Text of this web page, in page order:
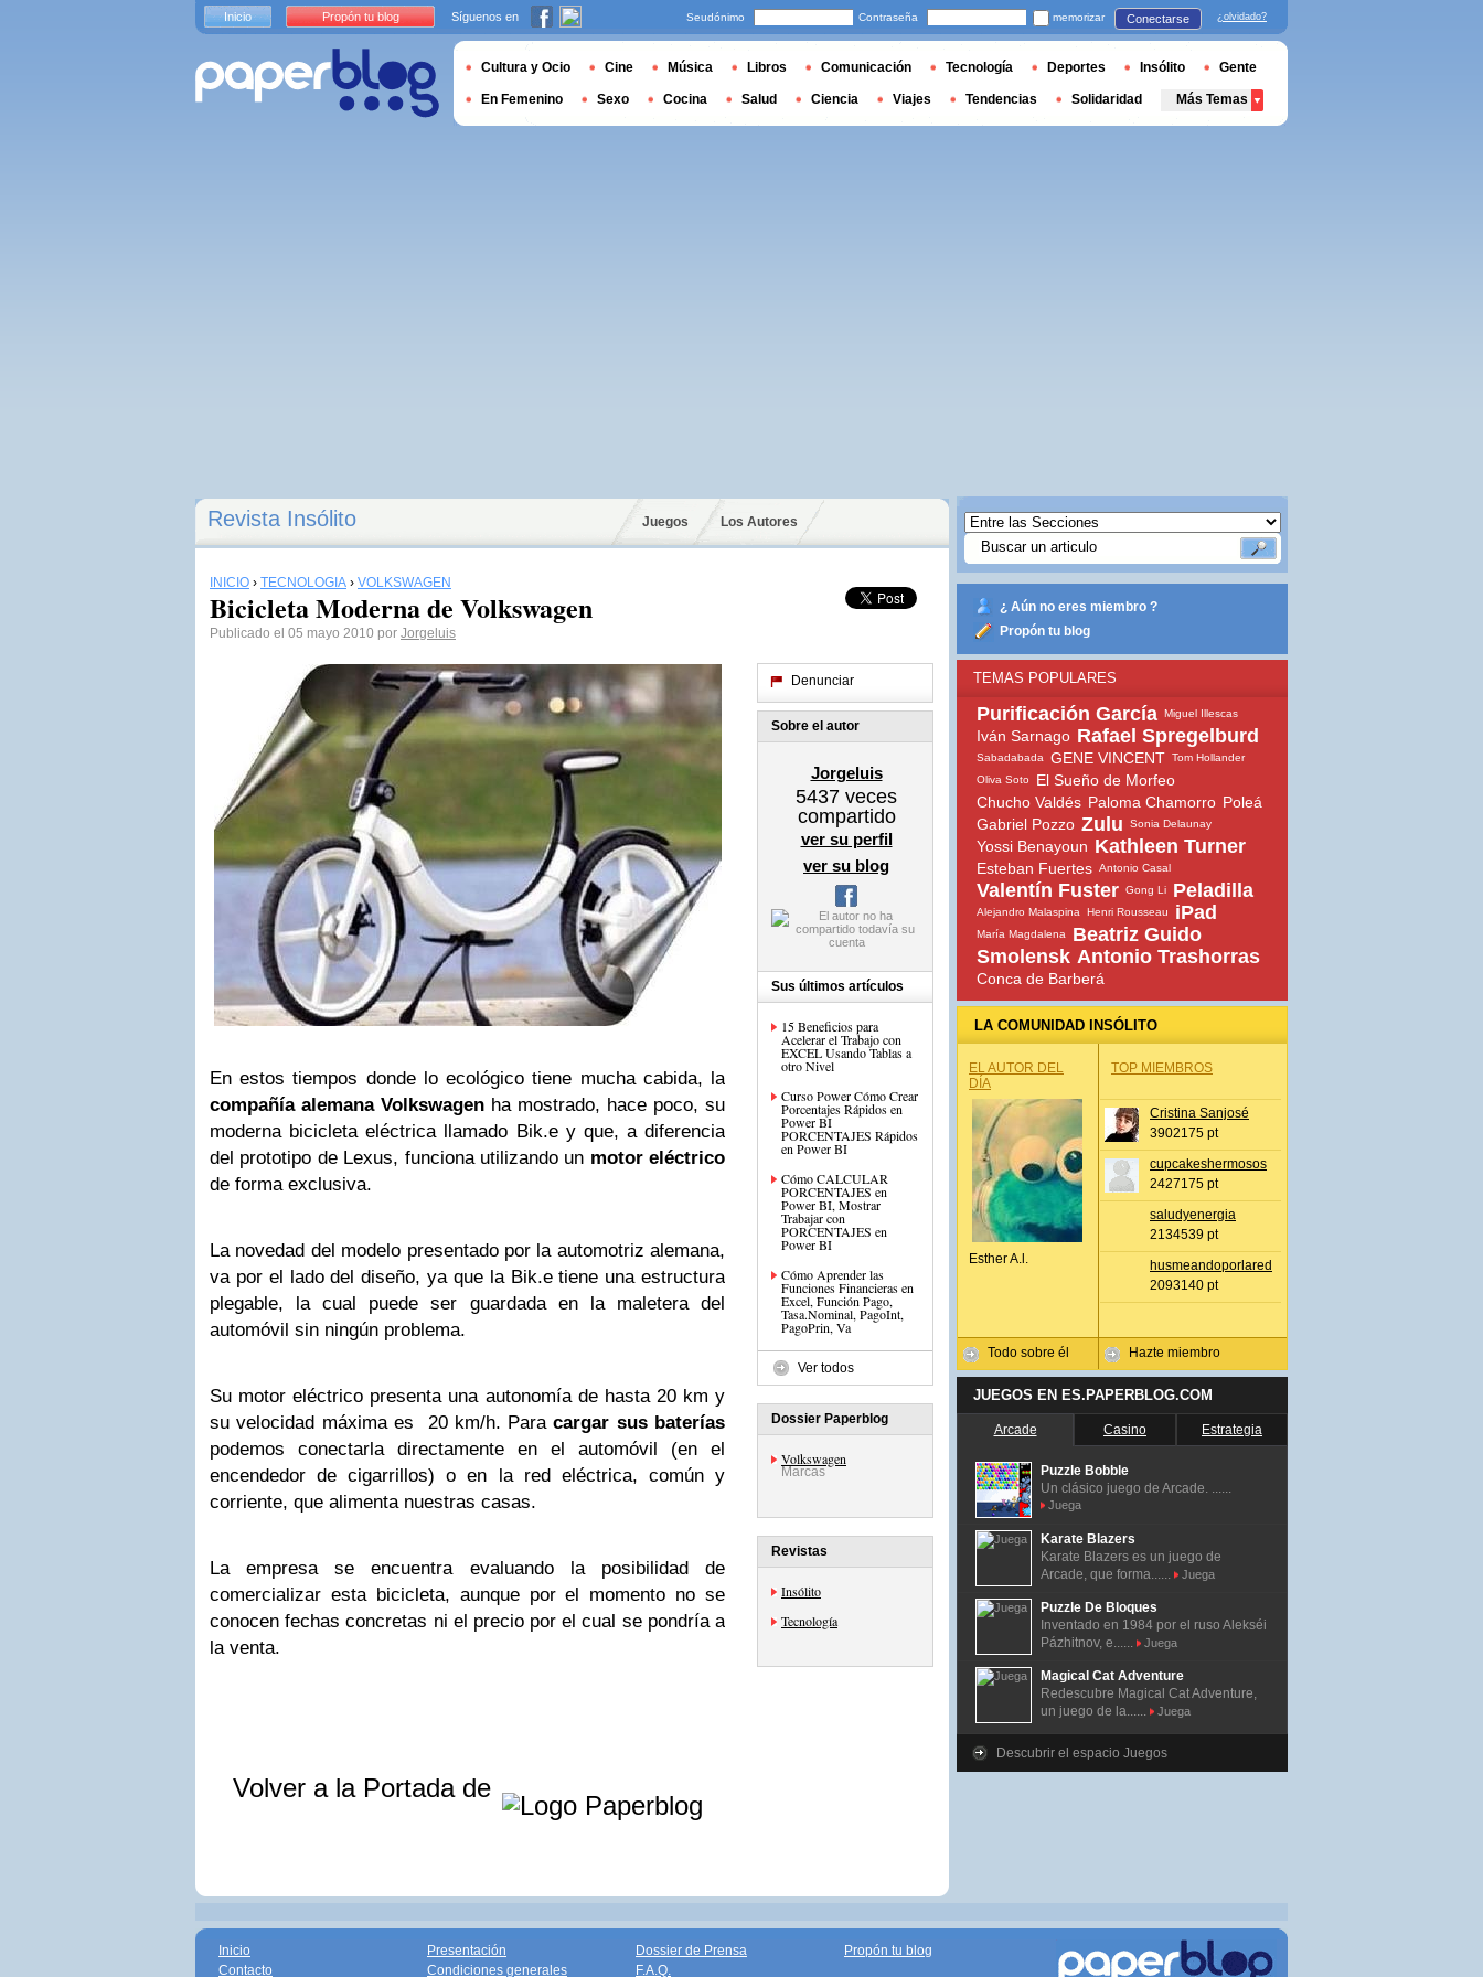
Revista Insólito Juegos Los Autores
INICIO › TECNOLOGÍA › VOLKSWAGEN
Bicicleta Moderna de Volkswagen
Publicado el 05 mayo 2010 por Jorgeluis
En estos tiempos donde lo ecológico tiene mucha cabida, la
compañía alemana Volkswagen ha mostrado, hace poco, su
moderna bicicleta eléctrica llamado Bik.e y que, a diferencia
del prototipo de Lexus, funciona utilizando un motor eléctrico
de forma exclusiva.
La novedad del modelo presentado por la automotriz alemana,
va por el lado del diseño, ya que la Bik.e tiene una estructura
plegable, la cual puede ser guardada en la maletera del
automóvil sin ningún problema.
Su motor eléctrico presenta una autonomía de hasta 20 km y
su velocidad máxima es 20 km/h. Paracargar sus baterías
podemos conectarla directamente en el automóvil (en el
encendedor de cigarrillos) o en la red eléctrica, común y
corriente, que alimenta nuestras casas.
La empresa se encuentra evaluando la posibilidad de
comercializar esta bicicleta, aunque por el momento no se
conocen fechas concretas ni el precio por el cual se pondría a
la venta.
Volver a la Portada de
Denunciar
Sobre el autor
Jorgeluis
5437 veces
compartido
ver su perfil
ver su blog
Sus últimos artículos
15 Beneficios para
Acelerar el Trabajo con
EXCEL Usando Tablas a
otro Nivel
Curso Power Cómo Crear
Porcentajes Rápidos en
Power BI
PORCENTAJES Rápidos
en Power BI
Cómo CALCULAR
PORCENTAJES en
Power BI, Mostrar
Trabajar con
PORCENTAJES en
Power BI
Cómo Aprender las
Funciones Financieras en
Excel, Función Pago,
Tasa.Nominal, PagoInt,
PagoPrin, Va
Ver todos
Dossier Paperblog
Volkswagen
Marcas
Revistas
Insólito
Tecnología
¿ Aún no eres miembro ?
Propón tu blog
TEMAS POPULARES
Purificación García Miguel Illescas
Iván Sarnago Rafael Spregelburd
Sabadabada GENE VINCENT Tom Hollander
Oliva Soto
El Sueño de Morfeo
Chucho Valdés Paloma Chamorro Poleá
Gabriel Pozzo Zulu Sonia Delaunay
Yossi Benayoun Kathleen Turner
Esteban Fuertes Antonio Casal
Valentín Fuster Gong Li Peladilla
Alejandro Malaspina Henri Rousseau iPad
María Magdalena
Beatriz Guido
Smolensk Antonio Trashorras
Conca de Barberá
LA COMUNIDAD INSÓLITO
EL AUTOR DEL
DÍA
Esther A.l.
Todo sobre él
TOP MIEMBROS
Cristina Sanjosé
3902175 pt
cupcakeshermosos
2427175 pt
saludyenergia
2134539 pt
husmeandoporlared
2093140 pt
Hazte miembro
JUEGOS EN ES.PAPERBLOG.COM
Arcade Casino Estrategia
Puzzle Bobble
Un clásico juego de Arcade. ......
Juega
Karate Blazers
Karate Blazers es un juego de
Arcade, que forma......
Juega
Puzzle De Bloques
Inventado en 1984 por el ruso Alekséi
Pázhitnov, e......
Juega
Magical Cat Adventure
Redescubre Magical Cat Adventure,
un juego de la......
Juega
Descubrir el espacio Juegos
Inicio Propón tu blog Síguenos en Seudónimo Contraseña memorizar Conectarse ¿olvidado?
Cultura y Ocio Cine Música Libros Comunicación Tecnología Deportes Insólito Gente
En Femenino Sexo Cocina Salud Ciencia Viajes Tendencias Solidaridad Más Temas
Inicio
Contacto
Presentación
Condiciones generales
Dossier de Prensa
F.A.Q.
Propón tu blog